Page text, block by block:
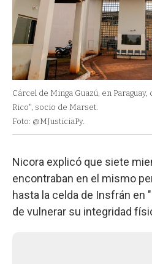
Cárcel de Minga Guazú, en
Rico", socio de Marset.
Foto: @MJusticiaPy.
Nicora explicó que siete
encontraban en el mismo
hasta la celda de Insfrán en
de vulnerar su integridad